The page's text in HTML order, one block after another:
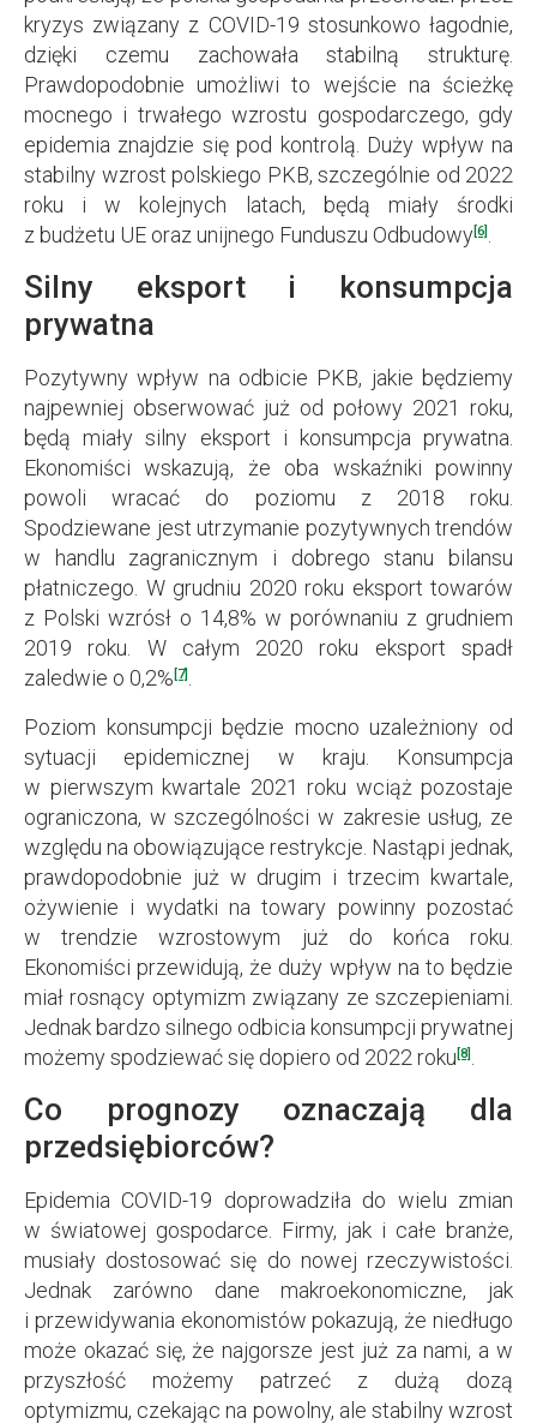
kryzys związany z COVID-19 stosunkowo łagodnie,
dzięki czemu zachowała stabilną strukturę.
Prawdopodobnie umożliwi to wejście na ścieżkę
mocnego i trwałego wzrostu gospodarczego, gdy
epidemia znajdzie się pod kontrolą. Duży wpływ na
stabilny wzrost polskiego PKB, szczególnie od 2022
roku i w kolejnych latach, będą miały środki
z budżetu UE oraz unijnego Funduszu Odbudowy[6]
Silny eksport i konsumpcja
prywatna
Pozytywny wpływ na odbicie PKB, jakie będziemy
najpewniej obserwować już od połowy 2021 roku,
będą miały silny eksport i konsumpcja prywatna.
Ekonomiści wskazują, że oba wskaźniki powinny
powoli wracać do poziomu z 2018 roku.
Spodziewane jest utrzymanie pozytywnych trendów
w handlu zagranicznym i dobrego stanu bilansu
płatniczego. W grudniu 2020 roku eksport towarów
z Polski wzrósł o 14,8% w porównaniu z grudniem
2019 roku. W całym 2020 roku eksport spadł
zaledwie o 0,2% [7]
Poziom konsumpcji będzie mocno uzależniony od
sytuacji epidemicznej w kraju. Konsumpcja
w pierwszym kwartale 2021 roku wciąż pozostaje
ograniczona, w szczególności w zakresie usług, ze
względu na obowiązujące restrykcje. Nastąpi jednak,
prawdopodobnie już w drugim i trzecim kwartale,
ożywienie i wydatki na towary powinny pozostać
w trendzie wzrostowym już do końca roku.
Ekonomiści przewidują, że duży wpływ na to będzie
miał rosnący optymizm związany ze szczepieniami.
Jednak bardzo silnego odbicia konsumpcji prywatnej
możemy spodziewać się dopiero od 2022 roku [8]
Co prognozy oznaczają dla
przedsiębiorców?
Epidemia COVID-19 doprowadziła do wielu zmian
w światowej gospodarce. Firmy, jak i całe branże,
musiały dostosować się do nowej rzeczywistości.
Jednak zarówno dane makroekonomiczne, jak
i przewidywania ekonomistów pokazują, że niedługo
może okazać się, że najgorsze jest już za nami, a w
przyszłość możemy patrzeć z dużą dozą
optymizmu, czekając na powolny, ale stabilny wzrost